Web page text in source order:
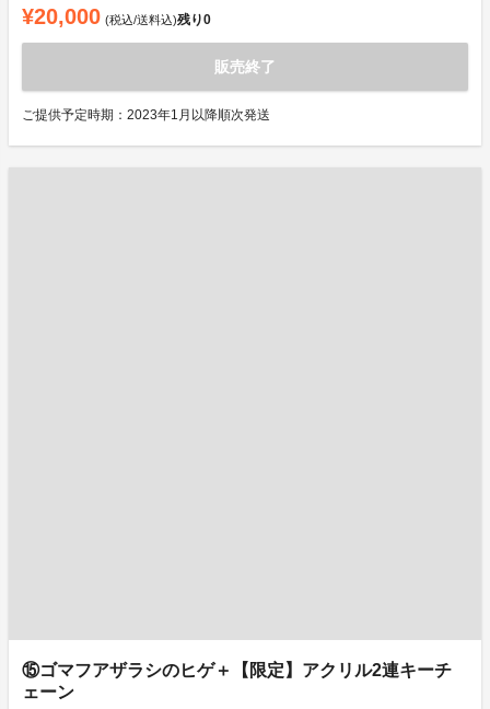
¥20,000 (税込/送料込)残り0
販売終了
ご提供予定時期：2023年1月以降順次発送
⑮ゴマフアザラシのヒゲ＋【限定】アクリル2連キーチ
ェーン